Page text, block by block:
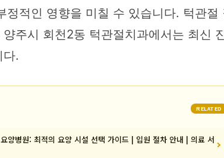
적인 영향을 미칠 수 있습니다. 턱관
주시 회천2동 턱관절치과에서는 최신
.
RELATED
양병원: 최적의 요양 시설 선택 가이드 | 입원 절차 안내 | 의료 서